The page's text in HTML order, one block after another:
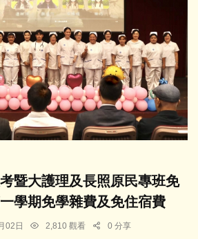
暨大護理及長照原民專班免
學期免學雜費及免住宿費
02日 2,810 觀看 0 分享